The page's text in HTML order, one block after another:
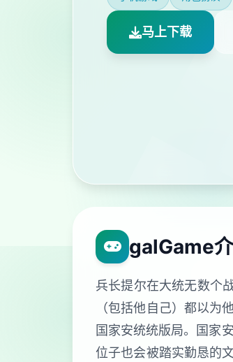
马上下载
galGame
兵长提尔在大统无数个
（包括他自己）都以
国家安统统版局。国家
位子也会被踏实勤恳的